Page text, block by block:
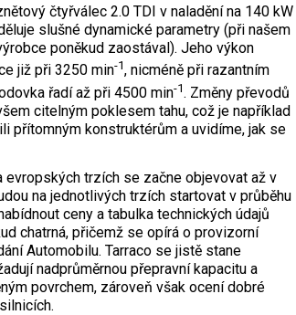
čtyřválec 2.0 TDI v naladění na 140 kW
slušné dynamické parametry (při našem
poněkud zaostával). Jeho výkon
již při 3250 min-1, nicméně při razantním
řadí až při 4500 min-1. Změny převodů
citelným poklesem tahu, což je například
přítomným konstruktérům a uvidíme, jak se
evropských trzích se začne objevovat až v
na jednotlivých trzích startovat v průběhu
ceny a tabulka technických údajů
chatrná, přičemž se opírá o provizorní
Automobilu. Tarraco se jistě stane
nadprůměrnou přepravní kapacitu a
povrchem, zároveň však ocení dobré